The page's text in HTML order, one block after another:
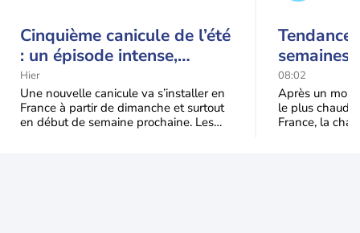
Cinquième canicule de l’été
: un épisode intense,
durable et étendu la
semaine prochaine
Hier
Une nouvelle canicule va s’installer en
France à partir de dimanche et surtout
en début de semaine prochaine. Les
Tendance
semaines
septembre
08:02
Après un
le plus chaud
France, la